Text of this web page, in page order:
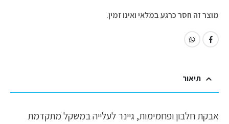
מוצר זה חסר כרגע במלאי ואינו זמין.
תיאור
אבקת חלבון ופחמימות, גיינר לעלייה במשקל מתקדמת